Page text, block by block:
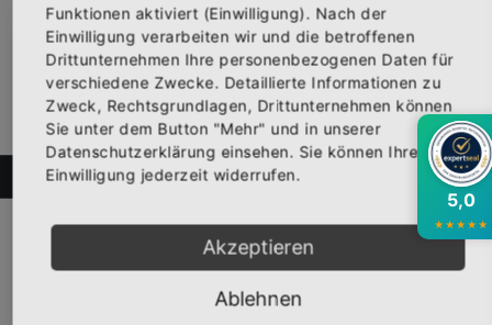
FILTER
Ab 19,95 €
Inkl. 19% Steuern,exkl.Versandkosten
Abonniere jetzt unseren Newsletter ×
Bekomme die aktuellsten News über neue
Produkte und zudem einen 10% Gutschein für
deine nächste Bestellung.
Abonnieren
5,0
★★★★★
Funktionen aktiviert (Einwilligung). Nach der
Einwilligung verarbeiten wir und die betroffenen
Drittunternehmen Ihre personenbezogenen Daten für
verschiedene Zwecke. Detaillierte Informationen zu
Zweck, Rechtsgrundlagen, Drittunternehmen können
Sie unter dem Button "Mehr" und in unserer
Datenschutzerklärung einsehen. Sie können Ihre
Einwilligung jederzeit widerrufen.
Akzeptieren
Ablehnen